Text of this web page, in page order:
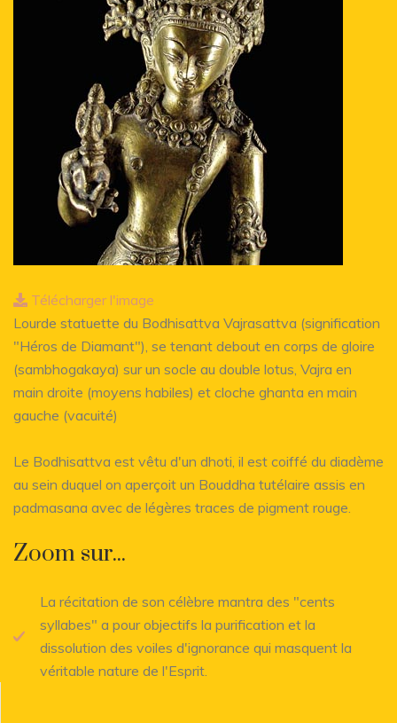
Télécharger l'image
Lourde statuette du Bodhisattva Vajrasattva (signification
"Héros de Diamant"), se tenant debout en corps de gloire
(sambhogakaya) sur un socle au double lotus, Vajra en
main droite (moyens habiles) et cloche ghanta en main
gauche (vacuité)
Le Bodhisattva est vêtu d'un dhoti, il est coiffé du diadème
au sein duquel on aperçoit un Bouddha tutélaire assis en
padmasana avec de légères traces de pigment rouge.
Zoom sur...
La récitation de son célèbre mantra des "cents
syllabes" a pour objectifs la purification et la
dissolution des voiles d'ignorance qui masquent la
véritable nature de l'Esprit.